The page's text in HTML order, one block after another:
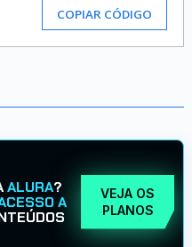
COPIAR CÓDIGO
ALURA?
A
VEJA OS
PLANOS